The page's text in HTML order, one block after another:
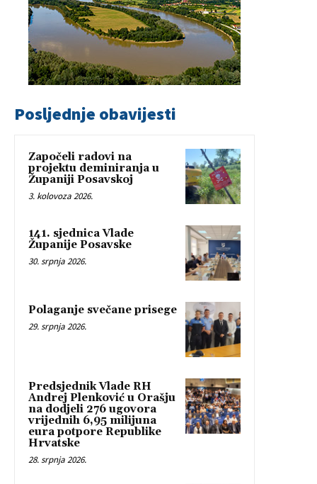
Posljednje obavijesti
Započeli radovi na
projektu deminiranja u
Županiji Posavskoj
3. kolovoza 2026.
141. sjednica Vlade
Županije Posavske
30. srpnja 2026.
Polaganje svečane prisege
29. srpnja 2026.
Predsjednik Vlade RH
Andrej Plenković u Orašju
na dodjeli 276 ugovora
vrijednih 6,95 milijuna
eura potpore Republike
Hrvatske
28. srpnja 2026.